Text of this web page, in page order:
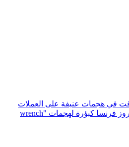
سُرقت في هجمات عنيفة على العملات
المشفرة في عام 2026 مع بروز فرنسا كبؤرة لهجمات "wrench